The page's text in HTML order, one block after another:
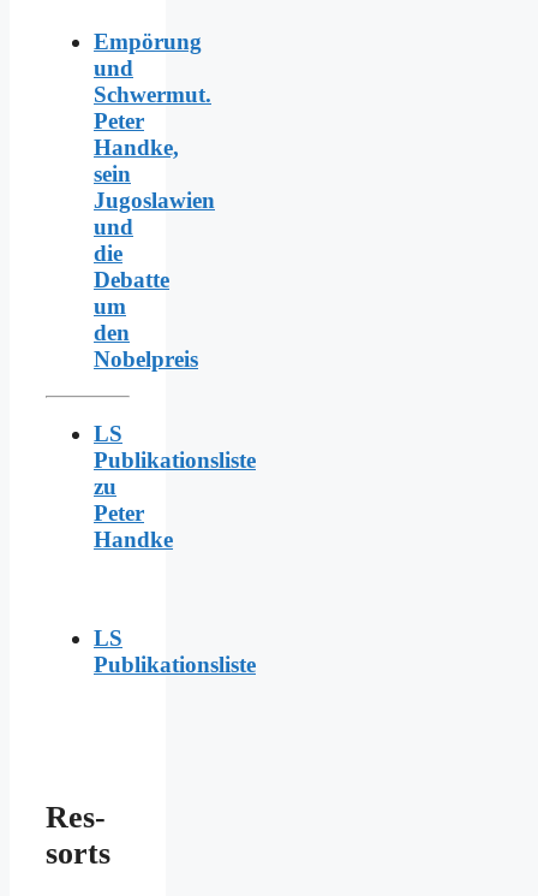
Empörung
und
Schwermut.
Peter
Handke,
sein
Jugoslawien
und
die
Debatte
um
den
Nobelpreis
LS
Publikationsliste
zu
Peter
Handke
LS
Publikationsliste
Res­
sorts